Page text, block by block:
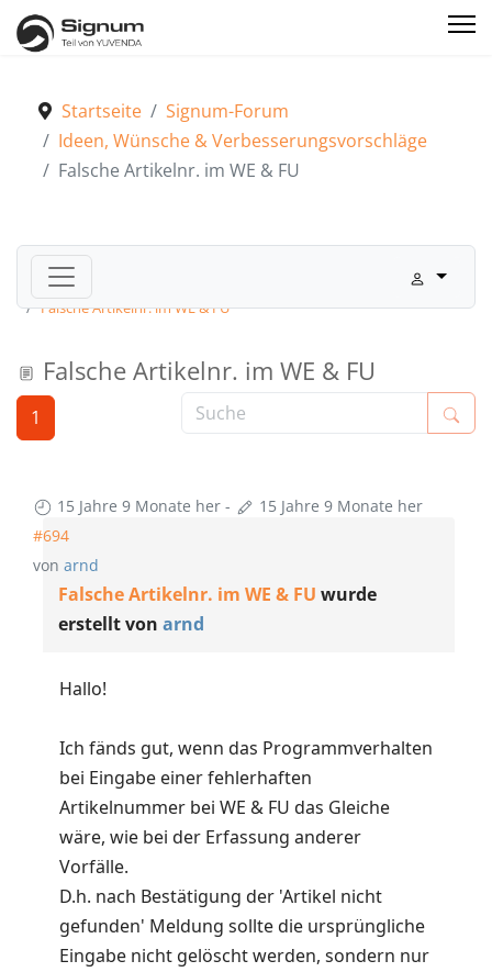
Startseite
Signum-Forum
Ideen, Wünsche & Verbesserungsvorschläge
Falsche Artikelnr. im WE & FU
Signum-Forum
Ideen, Wünsche & Verbesserungsvorschläge
Falsche Artikelnr. im WE & FU
Falsche Artikelnr. im WE & FU
1
15 Jahre 9 Monate her -
15 Jahre 9 Monate her
#694
von arnd
Falsche Artikelnr. im WE & FU wurde
erstellt von arnd
Hallo!
Ich fänds gut, wenn das Programmverhalten
bei Eingabe einer fehlerhaften
Artikelnummer bei WE & FU das Gleiche
wäre, wie bei der Erfassung anderer
Vorfälle.
D.h. nach Bestätigung der 'Artikel nicht
gefunden' Meldung sollte die ursprüngliche
Eingabe nicht gelöscht werden, sondern nur